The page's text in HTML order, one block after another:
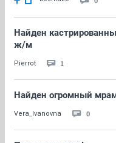
Найден
ж/м
Pierrot 1
Найден огромный
Vera_Ivanovna 0